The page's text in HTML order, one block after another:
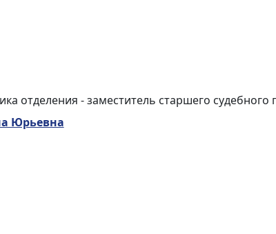
отделения - заместитель старшего судебного
Юрьевна